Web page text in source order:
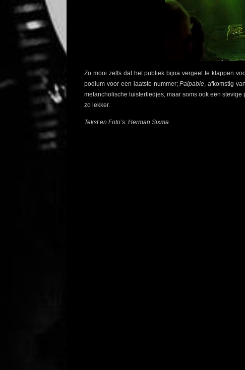
Zo mooi zelfs dat het publiek bijna vergeet te klappen
podium voor een laatste nummer;Palpable , afkomstig
melancholische luisterliedjes, maar soms ook een
zo lekker.
Tekst en Foto’s: Herman Sixma